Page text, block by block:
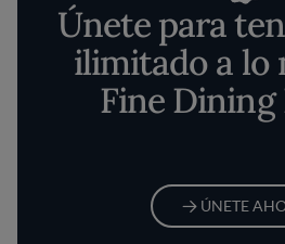
Únete para
ilimitado a lo
Fine Dining
ÚNETE